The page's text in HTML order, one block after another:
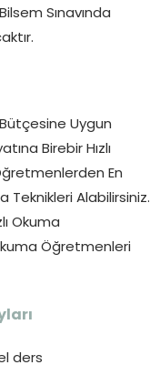
Sınavında
Uygun
Birebir Hızlı
En
Teknikleri Alabilirsiniz.
Okuma
Öğretmenleri
ders